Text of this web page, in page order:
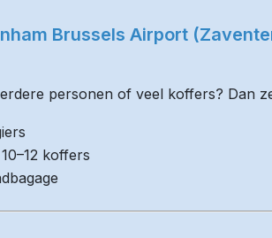
Brussels Airport
personen of veel koffers? Dan
koffers